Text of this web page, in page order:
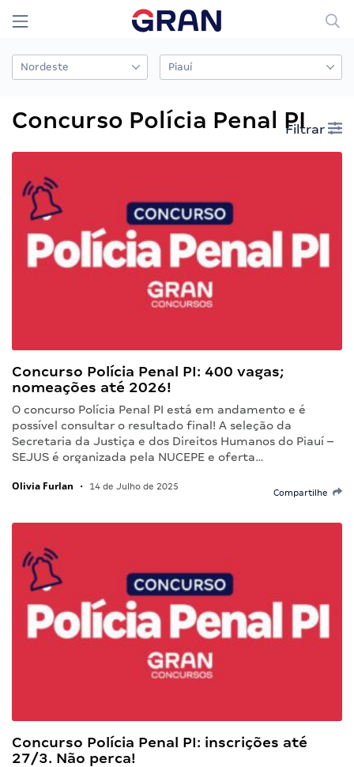
Concurso Polícia Penal PIFiltrar
Concurso Polícia Penal PI: 400 vagas;
nomeações até 2026!
O concurso Polícia Penal PI está em andamento e é
possível consultar o resultado final! A seleção da
Secretaria da Justiça e dos Direitos Humanos do Piauí –
SEJUS é organizada pela NUCEPE e oferta…
Olivia Furlan • 14 de Julho de 2025
Compartilhe
Concurso Polícia Penal PI: inscrições até
27/3. Não perca!